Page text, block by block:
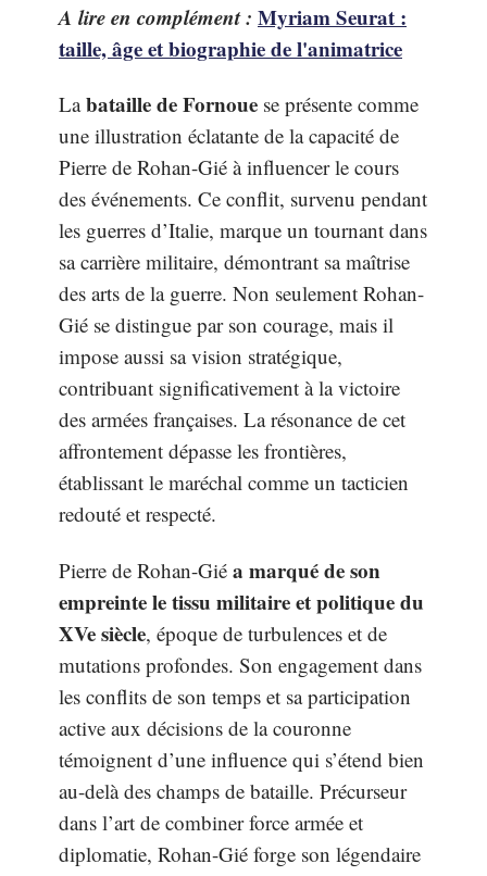
A lire en complément : Myriam Seurat :
taille, âge et biographie de l'animatrice
Labataille de Fornoue se présente comme
une illustration éclatante de la capacité de
Pierre de Rohan-Gié à influencer le cours
des événements. Ce conflit, survenu pendant
les guerres d’Italie, marque un tournant dans
sa carrière militaire, démontrant sa maîtrise
des arts de la guerre. Non seulement Rohan-
Gié se distingue par son courage, mais il
impose aussi sa vision stratégique,
contribuant significativement à la victoire
des armées françaises. La résonance de cet
affrontement dépasse les frontières,
établissant le maréchal comme un tacticien
redouté et respecté.
Pierre de Rohan-Gié a marqué de son
empreinte le tissu militaire et politique du
XVe siècle, époque de turbulences et de
mutations profondes. Son engagement dans
les conflits de son temps et sa participation
active aux décisions de la couronne
témoignent d’une influence qui s’étend bien
au-delà des champs de bataille. Précurseur
dans l’art de combiner force armée et
diplomatie, Rohan-Gié forge son légendaire